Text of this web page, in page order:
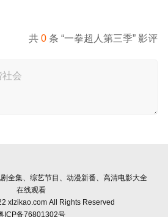
共0 条 “一拳超人第三季” 影评
全集、综艺节目、动漫新番、高清电影大全
在线观看
xlzikao.com All Rights Reserved
ICP备76801302号